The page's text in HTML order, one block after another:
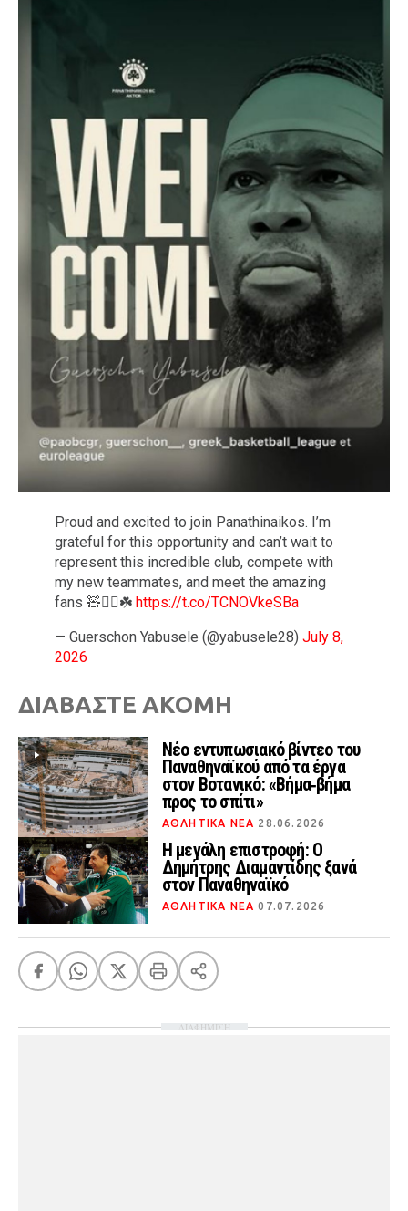
Proud and excited to join Panathinaikos. I’m
grateful for this opportunity and can’t wait to
represent this incredible club, compete with
my new teammates, and meet the amazing
fans 🧸✊🏾☘️ https://t.co/TCNOVkeSBa
— Guerschon Yabusele (@yabusele28) July 8,
2026
ΔΙΑΒΑΣΤΕ ΑΚΟΜΗ
Νέο εντυπωσιακό βίντεο του
Παναθηναϊκού από τα έργα
στον Βοτανικό: «Βήμα‑βήμα
προς το σπίτι»
ΑΘΛΗΤΙΚΑ ΝΕΑ 28.06.2026
Η μεγάλη επιστροφή: Ο
Δημήτρης Διαμαντίδης ξανά
στον Παναθηναϊκό
ΑΘΛΗΤΙΚΑ ΝΕΑ 07.07.2026
ΔΙΑΦΗΜΙΣΗ